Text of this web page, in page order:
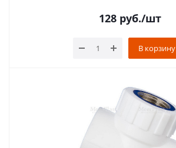
128руб./шт
В корзину